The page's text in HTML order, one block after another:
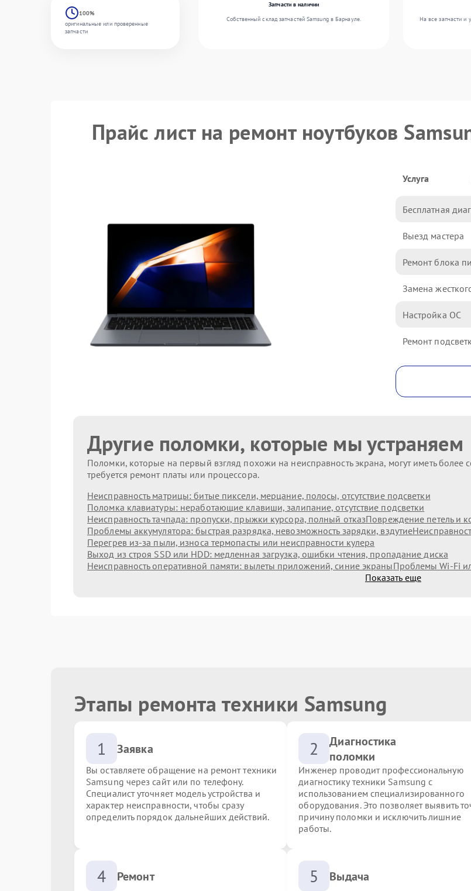
100%
оригинальные или проверенные
запчасти
Запчасти в наличии
Собственный склад запчастей Samsung в Барнауле.
На все запчасти и
Прайс лист на ремонт ноутбуков
Услуга
Бесплатная
Выезд мастера
Ремонт блока
Замена
Настройка ОС
Ремонт
Другие поломки, которые мы устраняем
Поломки, которые на первый взгляд похожи на неисправность экрана, могут иметь
требуется ремонт платы или процессора.
Неисправность матрицы: битые пиксели, мерцание, полосы, отсутствие подсветки
Поломка клавиатуры: неработающие клавиши, залипание, отсутствие подсветки
Неисправность тачпада: пропуски, прыжки курсора, полный отказПовреждение петель и
Проблемы аккумулятора: быстрая разрядка, невозможность зарядки, вздутие
Перегрев из‑за пыли, износа термопасты или неисправности кулера
Выход из строя SSD или HDD: медленная загрузка, ошибки чтения, пропадание диска
Неисправность оперативной памяти: вылеты приложений, синие экраныПроблемы Wi‑Fi
Показать еще
Этапы ремонта техники Samsung
1 Заявка
Вы оставляете обращение на ремонт техники
Samsung через сайт или по телефону.
Специалист уточняет модель устройства и
характер неисправности, чтобы сразу
определить порядок дальнейших действий.
2
Диагностика
поломки
Инженер проводит профессиональную
диагностику техники Samsung с
использованием специализированного
оборудования. Это позволяет выявить
причину поломки и исключить лишние
работы.
4 Ремонт 5 Выдача